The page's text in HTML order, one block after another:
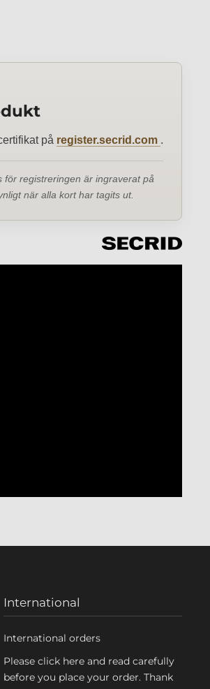
på register.secrid.com .
för registreringen är ingraverat på
när alla kort har tagits ut.
International
International orders
Please click here and read carefully
before you place your order. Thank